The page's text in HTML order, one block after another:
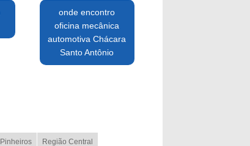
onde encontro
oficina mecânica
automotiva Chácara
Santo Antônio
Pinheiros Região Central